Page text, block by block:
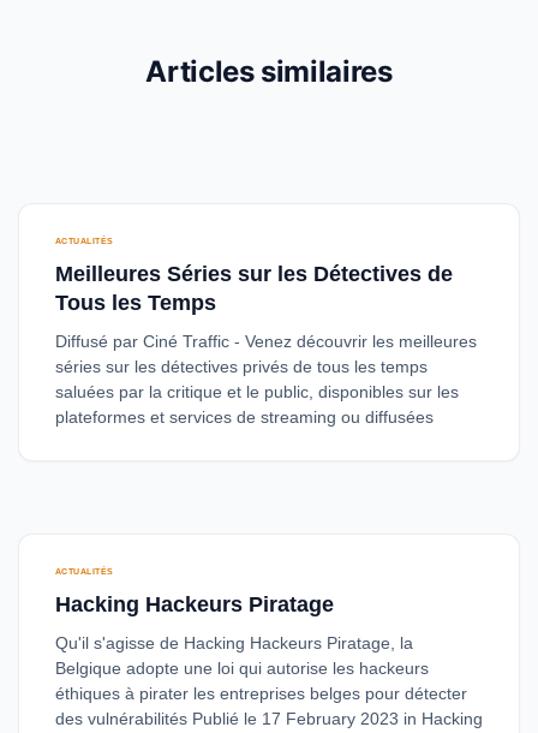
Articles similaires
ACTUALITÉS
Meilleures Séries sur les Détectives de
Tous les Temps
Diffusé par Ciné Traffic - Venez découvrir les meilleures
séries sur les détectives privés de tous les temps
saluées par la critique et le public, disponibles sur les
plateformes et services de streaming ou diffusées
ACTUALITÉS
Hacking Hackeurs Piratage
Qu'il s'agisse de Hacking Hackeurs Piratage, la
Belgique adopte une loi qui autorise les hackeurs
éthiques à pirater les entreprises belges pour détecter
des vulnérabilités Publié le 17 February 2023 in Hacking